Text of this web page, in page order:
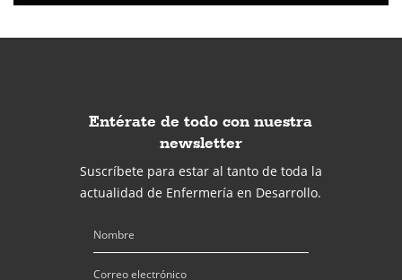
Entérate de todo con nuestra
newsletter
Suscríbete para estar al tanto de toda la
actualidad de Enfermería en Desarrollo.